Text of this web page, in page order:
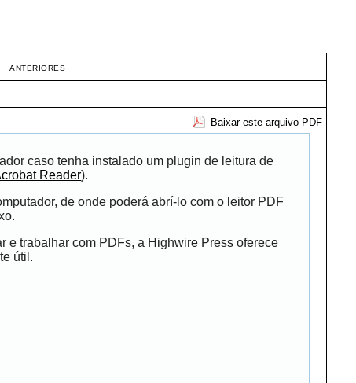
ANTERIORES
Baixar este arquivo PDF
caso tenha instalado um plugin de leitura de
Reader).
de onde poderá abrí-lo com o leitor PDF
e trabalhar com PDFs, a Highwire Press oferece
útil.